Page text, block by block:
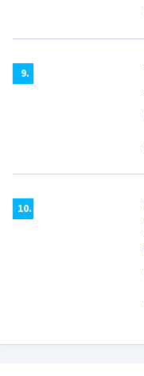
9.
10.